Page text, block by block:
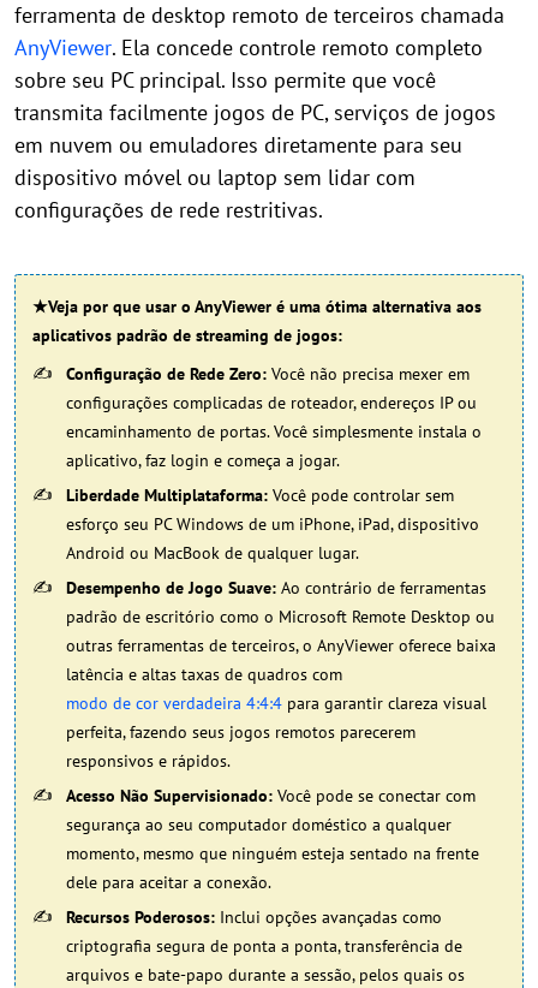
ferramenta de desktop remoto de terceiros chamada
AnyViewer. Ela concede controle remoto completo
sobre seu PC principal. Isso permite que você
transmita facilmente jogos de PC, serviços de jogos
em nuvem ou emuladores diretamente para seu
dispositivo móvel ou laptop sem lidar com
configurações de rede restritivas.
★Veja por que usar o AnyViewer é uma ótima alternativa aos
aplicativos padrão de streaming de jogos:
Configuração de Rede Zero: Você não precisa mexer em
configurações complicadas de roteador, endereços IP ou
encaminhamento de portas. Você simplesmente instala o
aplicativo, faz login e começa a jogar.
Liberdade Multiplataforma: Você pode controlar sem
esforço seu PC Windows de um iPhone, iPad, dispositivo
Android ou MacBook de qualquer lugar.
Desempenho de Jogo Suave: Ao contrário de ferramentas
padrão de escritório como o Microsoft Remote Desktop ou
outras ferramentas de terceiros, o AnyViewer oferece baixa
latência e altas taxas de quadros com
modo de cor verdadeira 4:4:4 para garantir clareza visual
perfeita, fazendo seus jogos remotos parecerem
responsivos e rápidos.
Acesso Não Supervisionado: Você pode se conectar com
segurança ao seu computador doméstico a qualquer
momento, mesmo que ninguém esteja sentado na frente
dele para aceitar a conexão.
Recursos Poderosos: Inclui opções avançadas como
criptografia segura de ponta a ponta, transferência de
arquivos e bate-papo durante a sessão, pelos quais os